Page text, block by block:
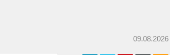
09.08.2026